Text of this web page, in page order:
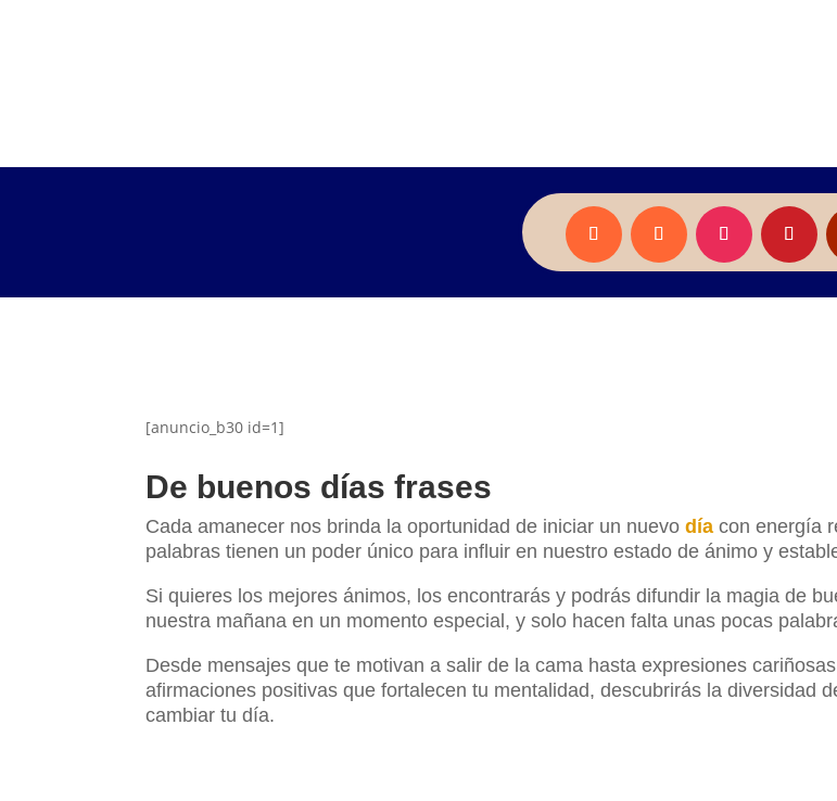
[anuncio_b30 id=1]
De buenos días frases
Cada amanecer nos brinda la oportunidad de iniciar un nuevodía con energía
palabras tienen un poder único para influir en nuestro estado de ánimo y
Si quieres los mejores ánimos, los encontrarás y podrás difundir la magia de
nuestra mañana en un momento especial, y solo hacen falta unas pocas
Desde mensajes que te motivan a salir de la cama hasta expresiones
afirmaciones positivas que fortalecen tu mentalidad, descubrirás la diversidad
cambiar tu día.